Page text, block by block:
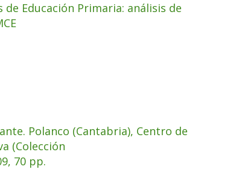
Educación Primaria: análisis de
Polanco (Cantabria), Centro de
(Colección
70 pp.